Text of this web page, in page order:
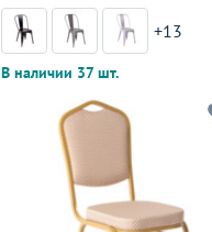
+13
В наличии 37 шт.